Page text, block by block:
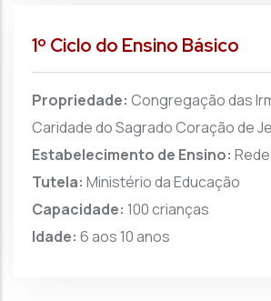
1º Ciclo do Ensino Básico
Propriedade: Congregação das
Caridade do Sagrado Coração de
Estabelecimento de Ensino:
Tutela: Ministério da Educação
Capacidade: 100 crianças
Idade: 6 aos 10 anos